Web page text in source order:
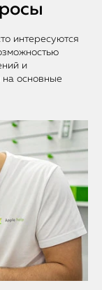
интересуются
и
основные